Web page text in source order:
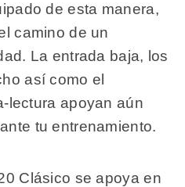
de esta manera,
camino de un
La entrada baja, los
así como el
lectura apoyan aún
tu entrenamiento.
Clásico se apoya en